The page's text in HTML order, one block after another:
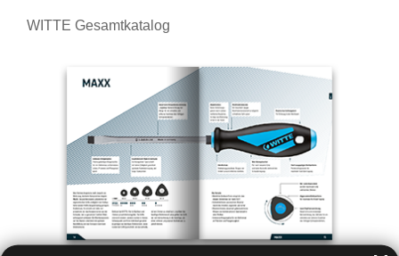
WITTE Gesamtkatalog